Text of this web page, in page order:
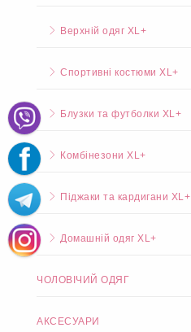
Верхній одяг XL+
Спортивні костюми XL+
Блузки та футболки XL+
Комбінезони XL+
Піджаки та кардигани XL+
Домашній одяг XL+
ЧОЛОВІЧИЙ ОДЯГ
АКСЕСУАРИ